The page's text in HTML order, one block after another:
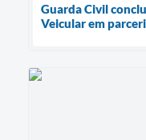
Guarda Civil
Veicular em